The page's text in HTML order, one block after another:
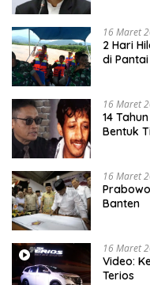
16 Maret
2 Hari
di
16 Maret
14
Bentuk
16 Maret
Banten
16 Maret
Video:
Terios